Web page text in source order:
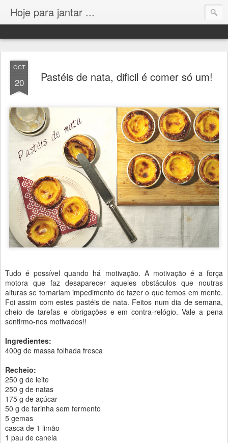
Hoje para jantar ...
OCT
20 Pastéis de nata, dificil é comer só um!
Tudo é possível quando há motivação. A motivação é a força
motora que faz desaparecer aqueles obstáculos que noutras
alturas se tornariam impedimento de fazer o que temos em mente.
Foi assim com estes pastéis de nata. Feitos num dia de semana,
cheio de tarefas e obrigações e em contra-relógio. Vale a pena
sentirmo-nos motivados!!
Ingredientes:
400g de massa folhada fresca
Recheio:
250 g de leite
250 g de natas
175 g de açúcar
50 g de farinha sem fermento
5 gemas
casca de 1 limão
1 pau de canela